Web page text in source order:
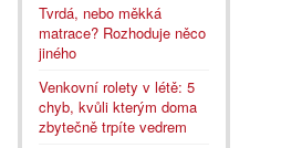
Tvrdá, nebo měkká
matrace? Rozhoduje něco
jiného
Venkovní rolety v létě: 5
chyb, kvůli kterým doma
zbytečně trpíte vedrem